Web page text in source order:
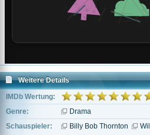
Weitere Details
IMDb Wertung:
Genre:
Drama
Schauspieler:
Billy Bob Thornton